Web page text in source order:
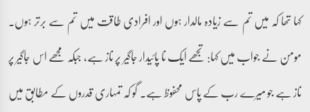
کہا تھا کہ میں تم سے زیادہ مالدار ہوں اور افرادی طاقت میں تم سے برتر ہوں۔
مومن نے جواب میں کہا: تجھے ایک نا پائیدار جاگیر پر ناز ہے، جبکہ مجھے اس جاگیر پر
ناز ہے جو میرے رب کے پاس محفوظ ہے۔ گو کہ تمہاری قدروں کے مطابق میں